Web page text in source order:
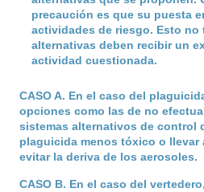
precaución es que su puesta
actividades de riesgo. Esto no
alternativas deben recibir un
actividad cuestionada.
CASO A. En el caso del
opciones como las de no
sistemas alternativos de control
plaguicida menos tóxico o llevar
evitar la deriva de los aerosoles.
CASO B. En el caso del